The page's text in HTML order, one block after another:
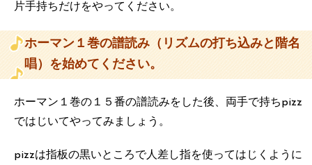
片手持ちだけをやってください。
ホーマン１巻の譜読み（リズムの打ち込みと階名
唱）を始めてください。
ホーマン１巻の１５番の譜読みをした後、両手で持ちpizz
ではじいてやってみましょう。
pizzは指板の黒いところで人差し指を使ってはじくように